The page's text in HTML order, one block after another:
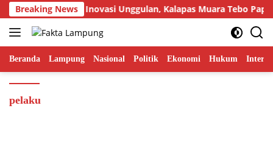
Langsung
ke
konten
Breaking News
Tampilkan Inovasi Unggulan, Kalapas Muara Tebo
Beranda Lampung Nasional Politik Ekonomi Hukum
pelaku